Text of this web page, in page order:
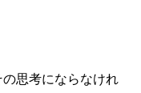
思考にならなけれ